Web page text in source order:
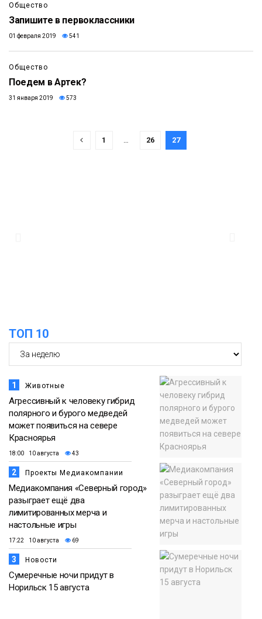
Общество
Запишите в первоклассники
01 февраля 2019 541
Общество
Поедем в Артек?
31 января 2019 573
1 26 27
ТОП 10
1 Животные
Агрессивный к человеку гибрид
полярного и бурого медведей
может появиться на севере
Красноярья
18:00 10 августа 43
2 Проекты Медиакомпании
Медиакомпания «Северный город»
разыграет ещё два
лимитированных мерча и
настольные игры
17:22 10 августа 69
3 Новости
Сумеречные ночи придут в
Норильск 15 августа